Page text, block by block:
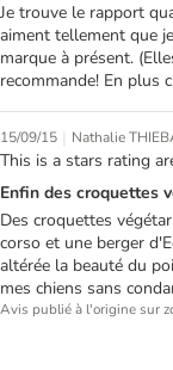
Je trouve le rapport
aiment tellement que
marque à présent.
recommande! En plus
15/09/15 | Nathalie
This is a stars rating
Enfin des croquettes
Des croquettes
corso et une berger
altérée la beauté du
mes chiens sans
Avis publié à l'origine sur